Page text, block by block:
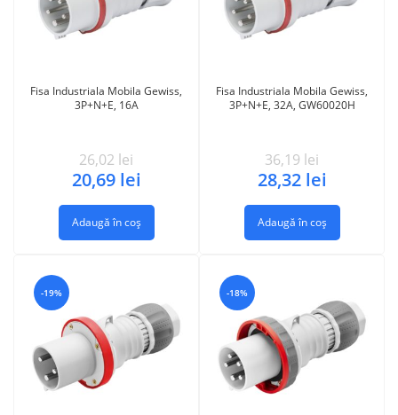
Fisa Industriala Mobila Gewiss,
3P+N+E, 16A
26,02 lei
20,69 lei
Adaugă în coș
Fisa Industriala Mobila Gewiss,
3P+N+E, 32A, GW60020H
36,19 lei
28,32 lei
Adaugă în coș
-19% -18%